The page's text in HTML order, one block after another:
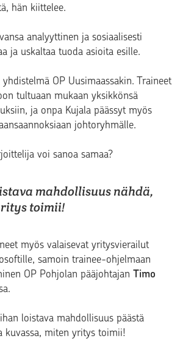
hän kiittelee.
analyyttinen ja sosiaalisesti
ja uskaltaa tuoda asioita esille.
OP Uusimaassakin. Traineet
tultuaan mukaan yksikkönsä
ja onpa Kujala päässyt myös
johtoryhmälle.
voi sanoa samaa?
mahdollisuus nähdä,
toimii!
myös valaisevat yritysvierailut
samoin trainee-ohjelmaan
OP Pohjolan pääjohtajan Timo
loistava mahdollisuus päästä
kuvassa, miten yritys toimii!